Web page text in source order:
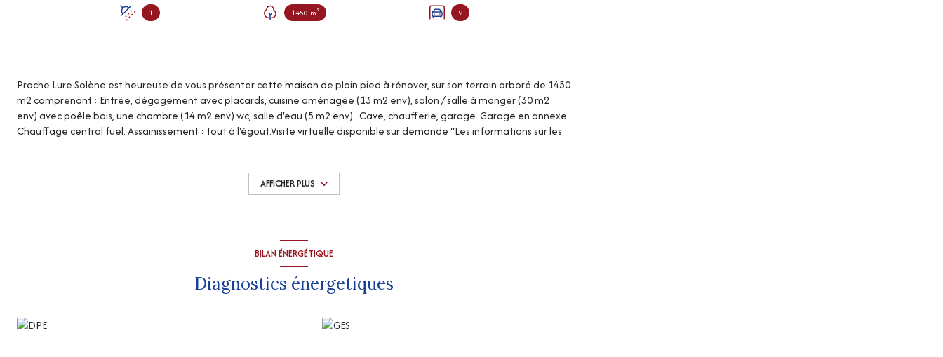
1 1450 m² 2
Proche Lure Solène est heureuse de vous présenter cette maison de plain pied à rénover, sur son terrain arboré de 1450
m2 comprenant : Entrée, dégagement avec placards, cuisine aménagée (13 m2 env), salon / salle à manger (30 m2
env) avec poêle bois, une chambre (14 m2 env) wc, salle d'eau (5 m2 env) . Cave, chaufferie, garage. Garage en annexe.
Chauffage central fuel. Assainissement : tout à l'égout.Visite virtuelle disponible sur demande “Les informations sur les
AFFICHER PLUS
BILAN ÉNERGÉTIQUE
Diagnostics énergetiques